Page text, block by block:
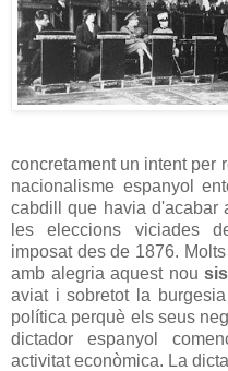
concretament un intent per
nacionalisme espanyol
cabdill que havia d'acabar
les eleccions viciades
imposat des de 1876.
amb alegria aquest nou
aviat i sobretot la
política perquè els seus
dictador espanyol
activitat econòmica. La